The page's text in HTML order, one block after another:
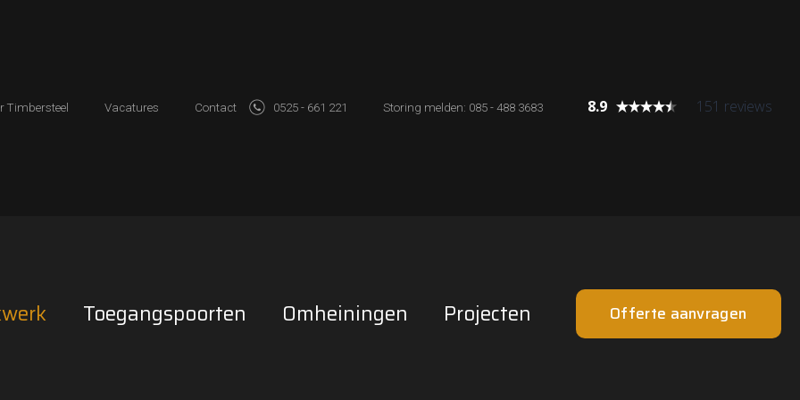
Timbersteel Vacatures Contact 0525 - 661 221 Storing melden: 085 - 488 3683 8.9 151 reviews
Toegangspoorten Omheiningen Projecten Offerte aanvragen